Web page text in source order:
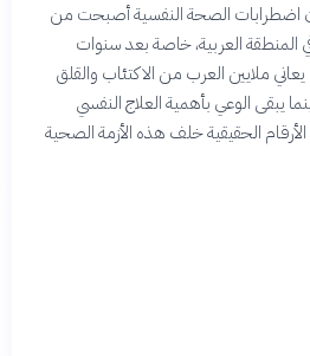
أن اضطرابات الصحة النفسية أصبحت من
المنطقة العربية، خاصة بعد سنوات
ملايين العرب من الاكتئاب والقلق
يبقى الوعي بأهمية العلاج النفسي
الحقيقية خلف هذه الأزمة الصحية